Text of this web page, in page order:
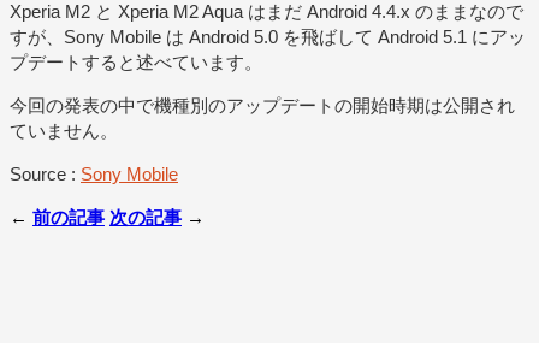
Xperia M2 と Xperia M2 Aqua はまだ Android 4.4.x のままなので
すが、Sony Mobile は Android 5.0 を飛ばして Android 5.1 にアッ
プデートすると述べています。
今回の発表の中で機種別のアップデートの開始時期は公開され
ていません。
Source : Sony Mobile
← 前の記事 次の記事 →